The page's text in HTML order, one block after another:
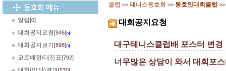
알림[0]
대회공지요청[946]
대회공지보기 [898]
코트배정/대진표[792]
클럽 >> 테니스동호회 >> 동호인대회클럽 >>
대회공지요청
대구테니스클럽배 포스터 변경
너무많은 상담이 와서 대회포